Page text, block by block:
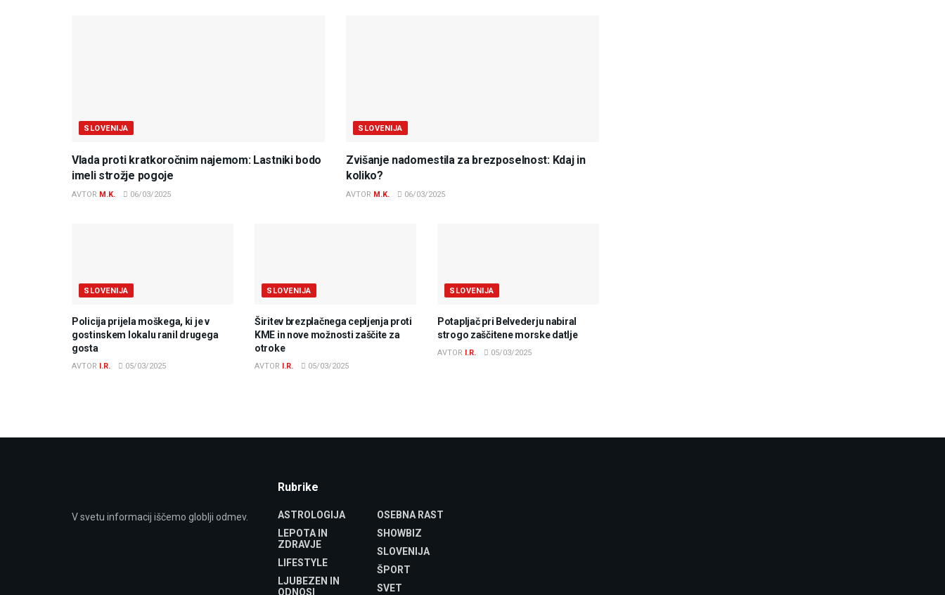
SLOVENIJA
Vlada proti kratkoročnim najemom: Lastniki bodo
imeli strožje pogoje
AVTOR M.K. 06/03/2025
SLOVENIJA
Zvišanje nadomestila za brezposelnost: Kdaj in
koliko?
AVTOR M.K. 06/03/2025
SLOVENIJA
Policija prijela moškega, ki je v
gostinskem lokalu ranil drugega
gosta
AVTOR I.R. 05/03/2025
SLOVENIJA
Širitev brezplačnega cepljenja proti
KME in nove možnosti zaščite za
otroke
AVTOR I.R. 05/03/2025
SLOVENIJA
Potapljač pri Belvederju nabiral
strogo zaščitene morske datlje
AVTOR I.R. 05/03/2025
V svetu informacij iščemo globlji odmev.
Rubrike
ASTROLOGIJA
LEPOTA IN
ZDRAVJE
LIFESTYLE
LJUBEZEN IN
ODNOSI
OSEBNA RAST
SHOWBIZ
SLOVENIJA
ŠPORT
SVET